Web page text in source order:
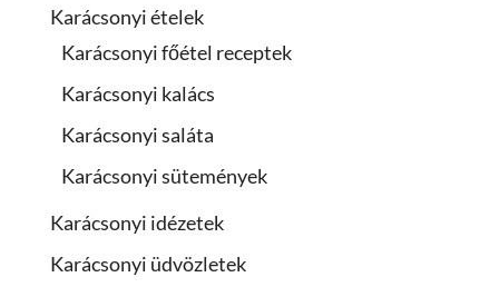
Karácsonyi ételek
Karácsonyi főétel receptek
Karácsonyi kalács
Karácsonyi saláta
Karácsonyi sütemények
Karácsonyi idézetek
Karácsonyi üdvözletek